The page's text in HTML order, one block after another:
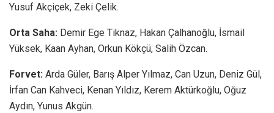
Yusuf Akçiçek, Zeki Çelik.
Orta Saha: Demir Ege Tiknaz, Hakan Çalhanoğlu, İsmail
Yüksek, Kaan Ayhan, Orkun Kökçü, Salih Özcan.
Forvet: Arda Güler, Barış Alper Yılmaz, Can Uzun, Deniz Gül,
İrfan Can Kahveci, Kenan Yıldız, Kerem Aktürkoğlu, Oğuz
Aydın, Yunus Akgün.